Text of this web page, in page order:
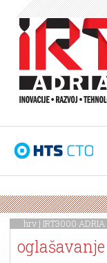
hrv |IRT3000 ADRIA
oglašavanje